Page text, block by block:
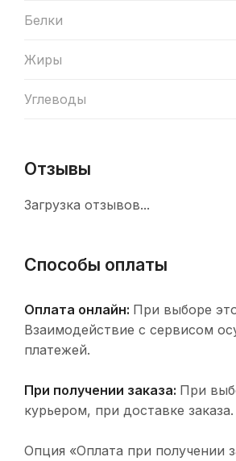
Белки
Жиры
Углеводы
Отзывы
Загрузка отзывов...
Способы оплаты
Оплата онлайн: При выборе
Взаимодействие с сервисом
платежей.
При получении заказа: При
курьером, при доставке заказа.
Опция «Оплата при получении